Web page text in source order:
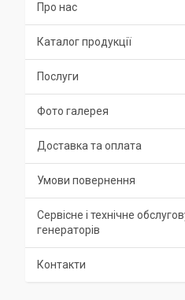
Про нас
Каталог продукції
Послуги
Фото галерея
Доставка та оплата
Умови повернення
Сервісне і технічне
генераторів
Контакти